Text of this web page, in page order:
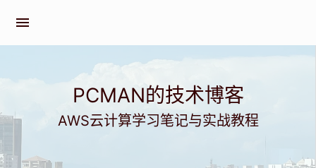
menu
PCMAN的技术博客
AWS云计算学习笔记与实战教程